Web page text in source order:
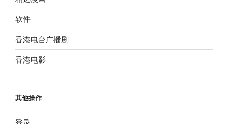
软件
香港电台广播剧
香港电影
其他操作